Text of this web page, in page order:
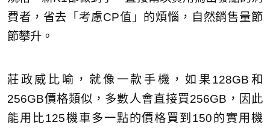
費者，省去「考慮CP值」的煩惱，自然銷售量節
節攀升。
莊政威比喻，就像一款手機，如果128GB和
256GB價格類似，多數人會直接買256GB，因此
能用比125機車多一點的價格買到150的實用機